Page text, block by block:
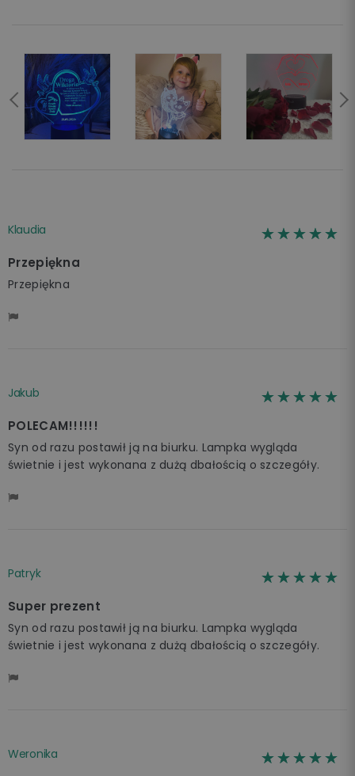
Klaudia ☆☆☆☆☆
★★★★★
Przepiękna
Przepiękna
Jakub ☆☆☆☆☆
★★★★★
POLECAM!!!!!!
Syn od razu postawił ją na biurku. Lampka wygląda
świetnie i jest wykonana z dużą dbałością o szczegóły.
Patryk ☆☆☆☆☆
★★★★★
Super prezent
Syn od razu postawił ją na biurku. Lampka wygląda
świetnie i jest wykonana z dużą dbałością o szczegóły.
Weronika ☆☆☆☆☆
★★★★★